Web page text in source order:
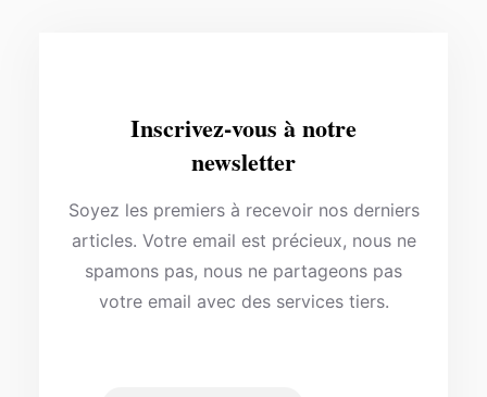
Inscrivez-vous à notre
newsletter
Soyez les premiers à recevoir nos derniers
articles. Votre email est précieux, nous ne
spamons pas, nous ne partageons pas
votre email avec des services tiers.